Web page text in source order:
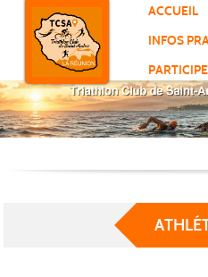
ACCUEIL
INFOS
Panneau de gestion des cookies